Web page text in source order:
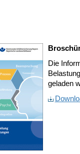
Die
geladen